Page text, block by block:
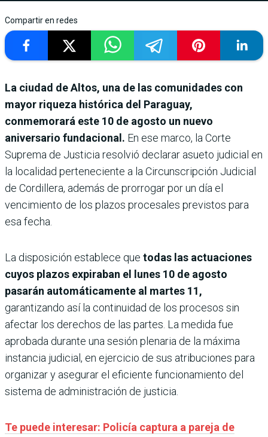
Compartir en redes
La ciudad de Altos, una de las comunidades con
mayor riqueza histórica del Paraguay,
conmemorará este 10 de agosto un nuevo
aniversario fundacional. En ese marco, la Corte
Suprema de Justicia resolvió declarar asueto judicial en
la localidad perteneciente a la Circunscripción Judicial
de Cordillera, además de prorrogar por un día el
vencimiento de los plazos procesales previstos para
esa fecha.
La disposición establece que todas las actuaciones
cuyos plazos expiraban el lunes 10 de agosto
pasarán automáticamente al martes 11,
garantizando así la continuidad de los procesos sin
afectar los derechos de las partes. La medida fue
aprobada durante una sesión plenaria de la máxima
instancia judicial, en ejercicio de sus atribuciones para
organizar y asegurar el eficiente funcionamiento del
sistema de administración de justicia.
Te puede interesar: Policía captura a pareja de